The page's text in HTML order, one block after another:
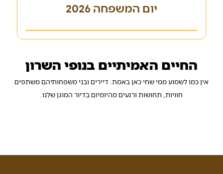
יום המשפחה 2026
החיים האמיתיים בנופי השרון
אין כמו לשמוע ממי שחי כאן באמת. דיירים ובני משפחותיהם משתפים
חוויות, תחושות ורגעים מהיומיום בדיור המוגן שלנו.